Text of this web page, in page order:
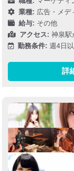
業種: 広告・メデ
給与: その他
アクセス: 神泉
勤務条件: 週4日
詳